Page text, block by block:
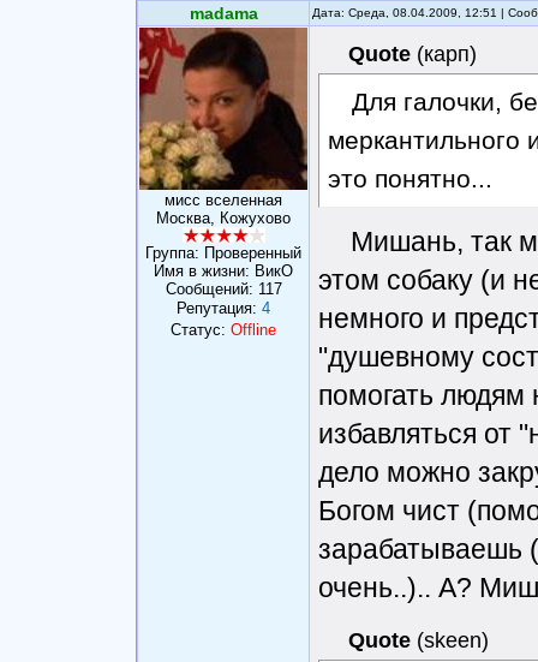
madama Дата: Среда, 08.04.2009, 12:51 |
мисс вселенная
Москва, Кожухово
Группа: Проверенный
Имя в жизни: ВикО
Сообщений: 117
Репутация: 4
Статус: Offline
Quote (карп)
Для галочки,
меркантильного
это понятно...
Мишань, так
этом собаку (и
немного и
"душевному
помогать людям
избавляться от
дело можно
Богом чист
зарабатываешь
очень..).. А?
Quote (skeen)